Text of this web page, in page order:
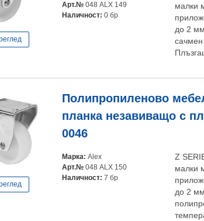
Арт.№ 048 ALX 149
Наличност: 0 бр
малки
до 2
Полипропиленово
планка незавиващо с
0046
Марка: Alex
Арт.№ 048 ALX 150
Наличност: 7 бр
Z
малки
до 2